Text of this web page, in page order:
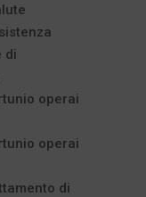
di
operai
operai
di